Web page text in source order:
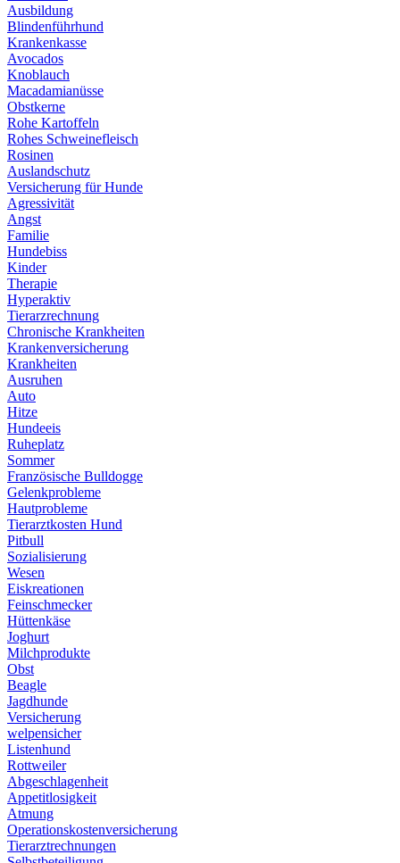
Ausbildung
Blindenführhund
Krankenkasse
Avocados
Knoblauch
Macadamianüsse
Obstkerne
Rohe Kartoffeln
Rohes Schweinefleisch
Rosinen
Auslandschutz
Versicherung für Hunde
Agressivität
Angst
Familie
Hundebiss
Kinder
Therapie
Hyperaktiv
Tierarzrechnung
Chronische Krankheiten
Krankenversicherung
Krankheiten
Ausruhen
Auto
Hitze
Hundeeis
Ruheplatz
Sommer
Französische Bulldogge
Gelenkprobleme
Hautprobleme
Tierarztkosten Hund
Pitbull
Sozialisierung
Wesen
Eiskreationen
Feinschmecker
Hüttenkäse
Joghurt
Milchprodukte
Obst
Beagle
Jagdhunde
Versicherung
welpensicher
Listenhund
Rottweiler
Abgeschlagenheit
Appetitlosigkeit
Atmung
Operationskostenversicherung
Tierarztrechnungen